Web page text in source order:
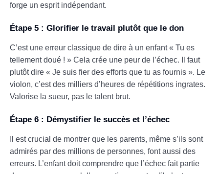
forge un esprit indépendant.
Étape 5 : Glorifier le travail plutôt que le don
C’est une erreur classique de dire à un enfant « Tu es
tellement doué ! » Cela crée une peur de l’échec. Il faut
plutôt dire « Je suis fier des efforts que tu as fournis ». Le
violon, c’est des milliers d’heures de répétitions ingrates.
Valorise la sueur, pas le talent brut.
Étape 6 : Démystifier le succès et l’échec
Il est crucial de montrer que les parents, même s’ils sont
admirés par des millions de personnes, font aussi des
erreurs. L’enfant doit comprendre que l’échec fait partie